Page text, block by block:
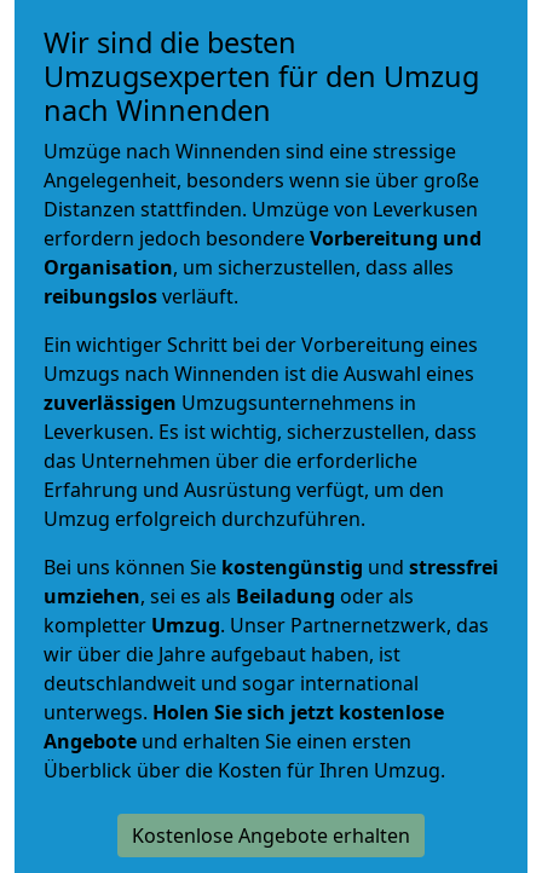
Wir sind die besten
Umzugsexperten für den Umzug
nach Winnenden
Umzüge nach Winnenden sind eine stressige
Angelegenheit, besonders wenn sie über große
Distanzen stattfinden. Umzüge von Leverkusen
erfordern jedoch besondereVorbereitung und
Organisation, um sicherzustellen, dass alles
reibungslosverläuft.
Ein wichtiger Schritt bei der Vorbereitung eines
Umzugs nach Winnenden ist die Auswahl eines
zuverlässigen Umzugsunternehmens in
Leverkusen. Es ist wichtig, sicherzustellen, dass
das Unternehmen über die erforderliche
Erfahrung und Ausrüstung verfügt, um den
Umzug erfolgreich durchzuführen.
Bei uns können Sie kostengünstig und stressfrei
umziehen, sei es als Beiladung oder als
kompletter Umzug. Unser Partnernetzwerk, das
wir über die Jahre aufgebaut haben, ist
deutschlandweit und sogar international
unterwegs. Holen Sie sich jetzt kostenlose
Angebote und erhalten Sie einen ersten
Überblick über die Kosten für Ihren Umzug.
Kostenlose Angebote erhalten